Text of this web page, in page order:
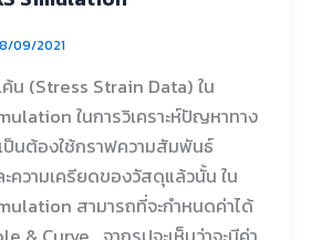
09/2021
ค้น (Stress Strain Data) ใน
ในการวิเคราะห์ปัญหาทาง
ป็นต้องใช้กราฟความสัมพันธ์
ะความเครียดของวัสดุแล้วนั้น ใน
สามารถที่จะกำหนดค่าได้